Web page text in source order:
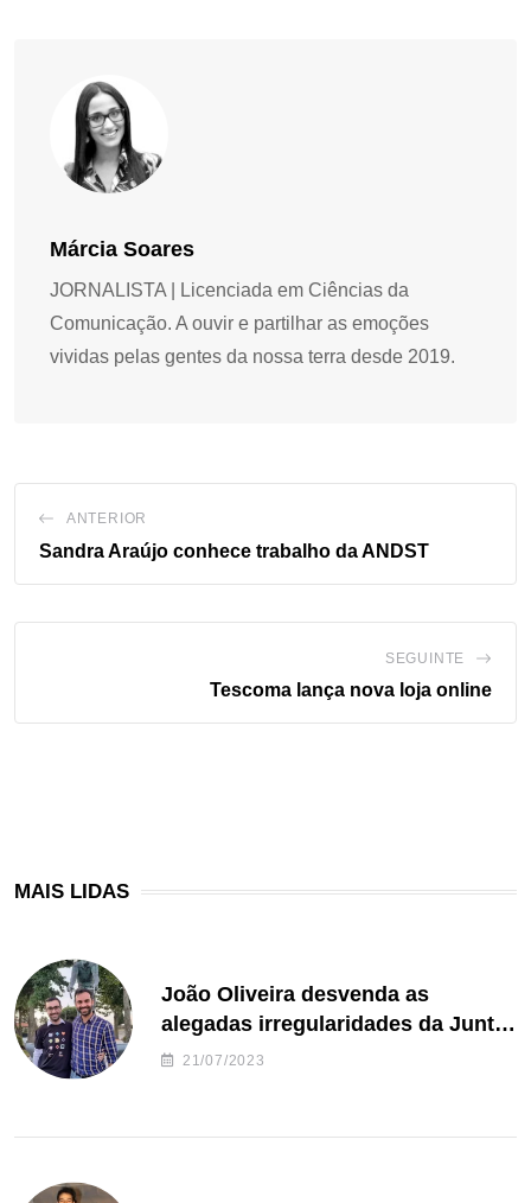
Márcia Soares
JORNALISTA | Licenciada em Ciências da
Comunicação. A ouvir e partilhar as emoções
vividas pelas gentes da nossa terra desde 2019.
ANTERIOR
Sandra Araújo conhece trabalho da ANDST
SEGUINTE
Tescoma lança nova loja online
MAIS LIDAS
João Oliveira desvenda as
alegadas irregularidades da Junta
de Freguesia S. João de Ver
21/07/2023